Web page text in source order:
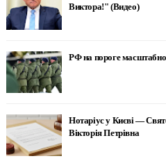
Виктора!" (Видео)
РФ на пороге
Нотаріус у Києві —
Вікторія Петрівна